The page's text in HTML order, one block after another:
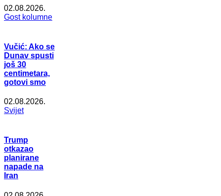
02.08.2026.
Gost kolumne
Vučić: Ako se
Dunav spusti
još 30
centimetara,
gotovi smo
02.08.2026.
Svijet
Trump
otkazao
planirane
napade na
Iran